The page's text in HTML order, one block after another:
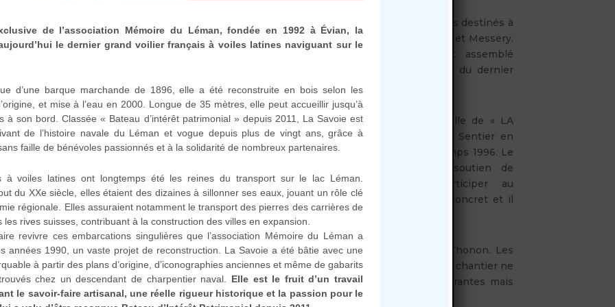
de Sciez et Messery.
», est assemblé
le petit fils du dernier
la quille de « LA
amis du Sentier en
au printemps 1996. Le
pour participer au
concret et il
port de Thonon. Les
bouclés, le chantier ne
exaspérantes mais
positives.
– La ville de Thonon offre les premiers chênes destinés à
la charpente, bientôt suivie par les communes de Sciez et Messery.
La membrure centrale, le « Maître couple », est assemblé
symboliquement à Amphion par le fils et le petit fils du dernier
constructeur de Barques : Louis et Maurice JACQUIER.
Automne 1995– Le sapin géant qui deviendra la quille de « LA
SAVOIE » est abattu en forêt du Risoux. Nos amis du Sentier en
prendront soin jusqu’à son arrivée à Thonon au printemps 1996. Le
nouveau Maire d’Evian M. FRANCINA obtient le soutien de
l’ensemble des Communes riveraines pour participer au
financement du projet. C’est le premier engagement concret et il
sera décisif.
11 Mai 1996– Installation de la quille sur le port de Thonon. Les
dossiers de financement n’ayant pu être tous bouclés, le chantier ne
démarre cependant pas. Une année d’attentes exaspérantes mais
néanmoins pleine d’une cascade de décisions positives.
de l’association Mémoire du Léman, fondée en 1992 à Évian, la
le dernier grand voilier français à voiles latines naviguant sur le
d’une barque marchande de 1896, elle a été reconstruite en bois selon les
et mise à l’eau en 2000. Longue de 35 mètres, elle peut accueillir jusqu’à
à son bord. Classée « Bateau d’intérêt patrimonial » depuis 2011, La Savoie est
de l’histoire navale du Léman et vogue depuis plus de vingt ans, grâce à
faille de bénévoles passionnés et à la solidarité de nombreux partenaires.
à voiles latines ont longtemps été les reines du transport sur le lac Léman.
du XXe siècle, elles étaient des dizaines à sillonner ses eaux, jouant un rôle clé
régionale. Elles assuraient notamment le transport des pierres des carrières de
les rives suisses, contribuant à la construction des villes en expansion.
revivre ces embarcations singulières que l’association Mémoire du Léman a
années 1990, un vaste projet de reconstruction. La Savoie a été bâtie avec une
à partir des plans d’origine, d’iconographies anciennes et même de gabarits
chez un descendant de charpentier naval. Elle est le fruit d’un travail
le savoir-faire artisanal, une réelle rigueur historique et la passion pour le